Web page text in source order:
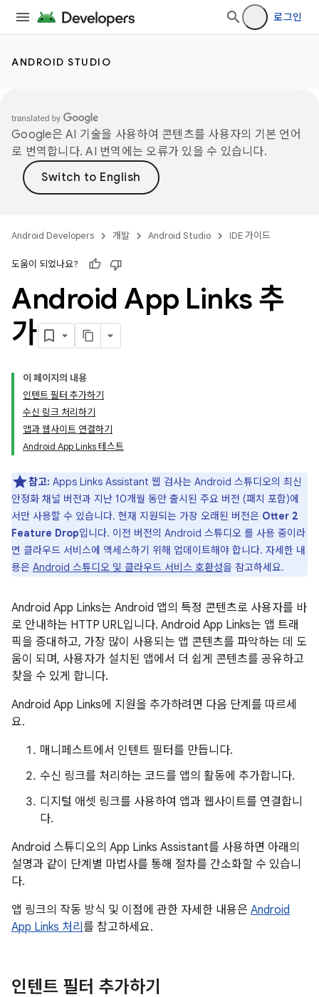
로그인
ANDROID STUDIO
Google은 AI 기술을 사용하여 콘텐츠를 사용자의 기본 언어
로 번역합니다. AI 번역에는 오류가 있을 수 있습니다.
Android Developers 개발 Android Studio IDE 가이드
도움이 되었나요?
Android App Links 추
가
이 페이지의 내용
인텐트 필터 추가하기
수신 링크 처리하기
앱과 웹사이트 연결하기
Android App Links 테스트
참고: Apps Links Assistant 웹 검사는 Android 스튜디오의 최신
안정화 채널 버전과 지난 10개월 동안 출시된 주요 버전 (패치 포함)에
서만 사용할 수 있습니다. 현재 지원되는 가장 오래된 버전은 Otter 2
Feature Drop입니다. 이전 버전의 Android 스튜디오 를 사용 중이라
면 클라우드 서비스에 액세스하기 위해 업데이트해야 합니다. 자세한 내
용은 Android 스튜디오 및 클라우드 서비스 호환성을 참고하세요.
Android App Links는 Android 앱의 특정 콘텐츠로 사용자를 바
로 안내하는 HTTP URL입니다. Android App Links는 앱 트래
픽을 증대하고, 가장 많이 사용되는 앱 콘텐츠를 파악하는 데 도
움이 되며, 사용자가 설치된 앱에서 더 쉽게 콘텐츠를 공유하고
찾을 수 있게 합니다.
Android App Links에 지원을 추가하려면 다음 단계를 따르세
요.
매니페스트에서 인텐트 필터를 만듭니다.
수신 링크를 처리하는 코드를 앱의 활동에 추가합니다.
디지털 애셋 링크를 사용하여 앱과 웹사이트를 연결합니
다.
Android 스튜디오의 App Links Assistant를 사용하면 아래의
설명과 같이 단계별 마법사를 통해 절차를 간소화할 수 있습니
다.
앱 링크의 작동 방식 및 이점에 관한 자세한 내용은 Android
App Links 처리 를 참고하세요.
인텐트 필터 추가하기